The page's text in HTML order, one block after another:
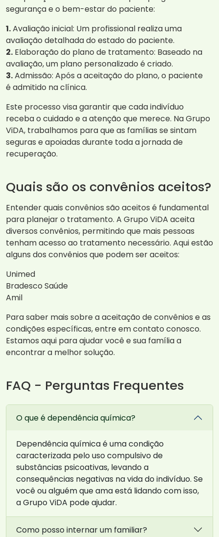
segurança e o bem-estar do paciente:
1.Avaliação inicial: Um profissional realiza uma
avaliação detalhada do estado do paciente.
2. Elaboração do plano de tratamento: Baseado na
avaliação, um plano personalizado é criado.
3.Admissão: Após a aceitação do plano, o paciente
é admitido na clínica.
Este processo visa garantir que cada indivíduo
receba o cuidado e a atenção que merece. Na Grupo
ViDA, trabalhamos para que as famílias se sintam
seguras e apoiadas durante toda a jornada de
recuperação.
Quais são os convênios aceitos?
Entender quais convênios são aceitos é fundamental
para planejar o tratamento. A Grupo ViDA aceita
diversos convênios, permitindo que mais pessoas
tenham acesso ao tratamento necessário. Aqui estão
alguns dos convênios que podem ser aceitos:
Unimed
Bradesco Saúde
Amil
Para saber mais sobre a aceitação de convênios e as
condições específicas, entre em contato conosco.
Estamos aqui para ajudar você e sua família a
encontrar a melhor solução.
FAQ - Perguntas Frequentes
O que é dependência química?
Dependência química é uma condição
caracterizada pelo uso compulsivo de
substâncias psicoativas, levando a
consequências negativas na vida do indivíduo. Se
você ou alguém que ama está lidando com isso,
a Grupo ViDA pode ajudar.
Como posso internar um familiar?